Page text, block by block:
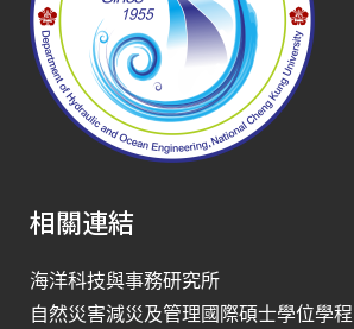
相關連結
海洋科技與事務研究所
自然災害減災及管理國際碩士學位學程